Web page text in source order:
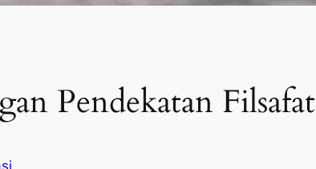
Pendekatan Filsafat